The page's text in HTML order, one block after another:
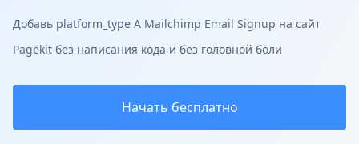
Добавь platform_type A Mailchimp Email Signup на сайт
Pagekit без написания кода и без головной боли
Начать бесплатно